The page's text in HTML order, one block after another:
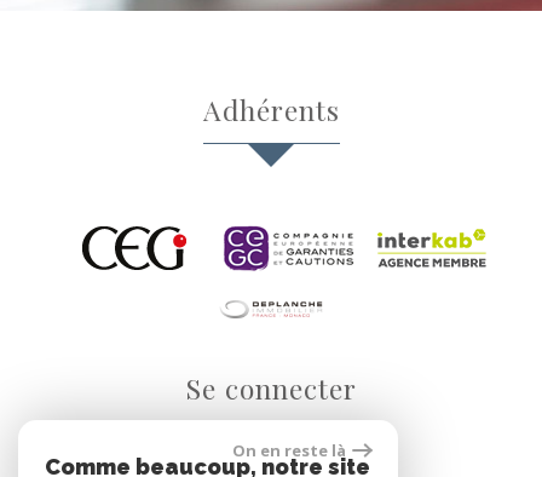
adhérents
se connecter
On en reste là
Comme beaucoup, notre site